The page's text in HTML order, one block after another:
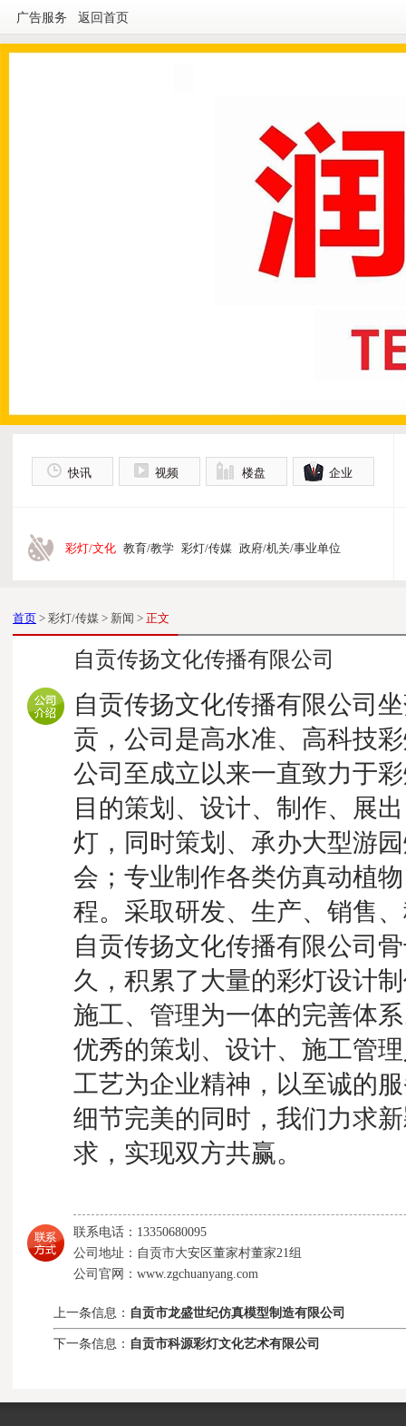
广告服务 返回首页
快讯 视频 楼盘 企业
彩灯/文化 教育/教学 彩灯/传媒 政府/机关/事业单位
首页 > 彩灯/传媒 > 新闻 > 正文
自贡传扬文化传播有限公司
自贡传扬文化传播有限公司
贡，公司是高水准、高科技
公司至成立以来一直致力于
目的策划、设计、制作、展
灯，同时策划、承办大型游
会；专业制作各类仿真动植
程。采取研发、生产、销售
自贡传扬文化传播有限公司
久，积累了大量的彩灯设计
施工、管理为一体的完善体
优秀的策划、设计、施工管
工艺为企业精神，以至诚的
细节完美的同时，我们力求
求，实现双方共赢。
联系电话：13350680095
公司地址：自贡市大安区董家村董家21组
公司官网：www.zgchuanyang.com
上一条信息： 自贡市龙盛世纪仿真模型制造有限公司
下一条信息： 自贡市科源彩灯文化艺术有限公司